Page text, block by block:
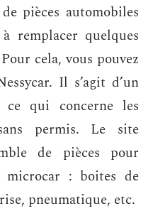
pièces automobiles
remplacer quelques
cela, vous pouvez
Il s’agit d’un
ce qui concerne les
permis. Le site
de pièces pour
microcar : boites de
pneumatique, etc.